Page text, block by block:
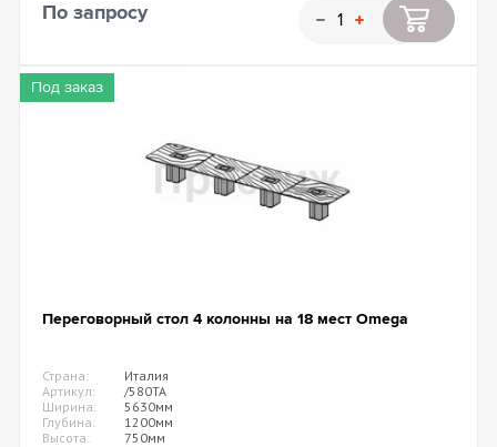
По запросу
Под заказ
Переговорный стол 4 колонны на 18 мест Omega
Страна:
Италия
Артикул:
/580TA
Ширина:
5630мм
Глубина:
1200мм
Высота:
750мм